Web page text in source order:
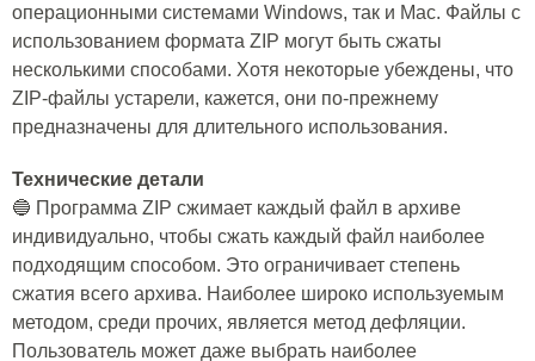
операционными системами Windows, так и Mac. Файлы с
использованием формата ZIP могут быть сжаты
несколькими способами. Хотя некоторые убеждены, что
ZIP-файлы устарели, кажется, они по-прежнему
предназначены для длительного использования.
Технические детали
🔵 Программа ZIP сжимает каждый файл в архиве
индивидуально, чтобы сжать каждый файл наиболее
подходящим способом. Это ограничивает степень
сжатия всего архива. Наиболее широко используемым
методом, среди прочих, является метод дефляции.
Пользователь может даже выбрать наиболее